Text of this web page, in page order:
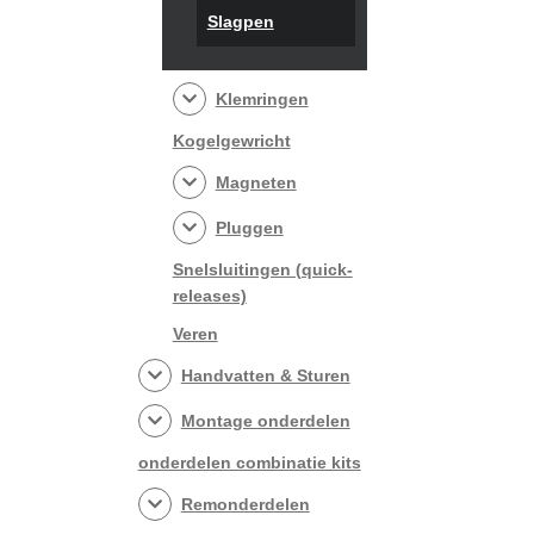
Slagpen
Klemringen
Kogelgewricht
Magneten
Pluggen
Snelsluitingen (quick-
releases)
Veren
Handvatten & Sturen
Montage onderdelen
onderdelen combinatie kits
Remonderdelen